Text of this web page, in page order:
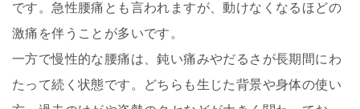
です。急性腰痛とも言われますが、動けなくなるほどの
激痛を伴うことが多いです。
一方で慢性的な腰痛は、鈍い痛みやだるさが長期間にわ
たって続く状態です。どちらも生じた背景や身体の使い